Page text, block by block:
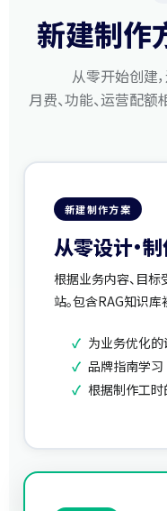
新建制作
从零开始创建
月费、功能、运营配
新建制作方案
从零设计·
根据业务内容、目
站。包含RAG知识库
✓ 为业务优化的
✓ 品牌指南学习
✓ 根据制作工